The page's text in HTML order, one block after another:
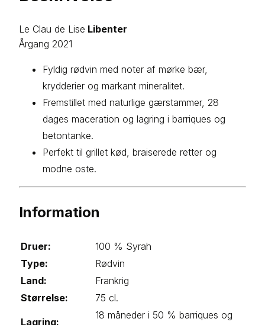
Le Clau de Lise Libenter
Årgang 2021
Fyldig rødvin med noter af mørke bær,
krydderier og markant mineralitet.
Fremstillet med naturlige gærstammer, 28
dages maceration og lagring i barriques og
betontanke.
Perfekt til grillet kød, braiserede retter og
modne oste.
Information
Druer:
100 % Syrah
Type:
Rødvin
Land:
Frankrig
Størrelse:
75 cl.
Lagring:
18 måneder i 50 % barriques og